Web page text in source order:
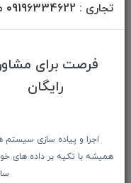
تجاری : 09196334622 مهندس شاهسون
فرصت برای
رایگان
اجرا و پیاده سازی
همیشه با تکیه بر داده های
دسترسی سریع
راهنمای ثبت سفارش
معرفـــی همکــاران
ویتریــن فروشگـــاه
درباره ما بیشتر بدانید